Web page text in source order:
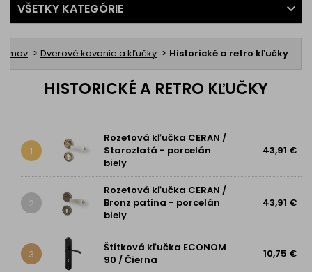
VŠETKY KATEGÓRIE
Dverové kovanie a kľučky Historické a retro kľučky
HISTORICKÉ A RETRO KĽUČKY
1
Rozetová kľučka CERAN /
Starozlatá - porcelán
biely
43,91 €
2
Rozetová kľučka CERAN /
Bronz patina - porcelán
biely
43,91 €
3
Štítková kľučka ECONOM
90 / Čierna
10,75 €